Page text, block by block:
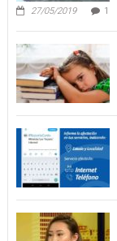
27/05/2019 1